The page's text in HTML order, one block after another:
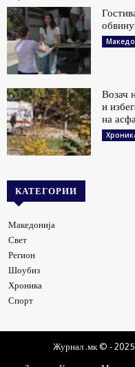
Возач
и
на
КАТЕГОРИИ
Македонија
Свет
Регион
Шоубиз
Хроника
Спорт
Журнал .мк © -